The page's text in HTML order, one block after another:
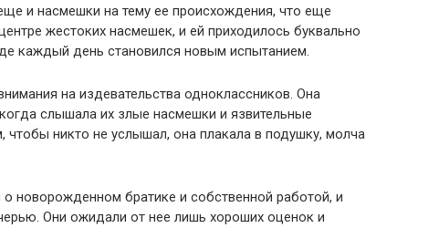
и насмешки на тему ее происхождения, что еще
жестоких насмешек, и ей приходилось буквально
каждый день становился новым испытанием.
на издевательства одноклассников. Она
слышала их злые насмешки и язвительные
никто не услышал, она плакала в подушку, молча
новорожденном братике и собственной работой, и
Они ожидали от нее лишь хороших оценок и